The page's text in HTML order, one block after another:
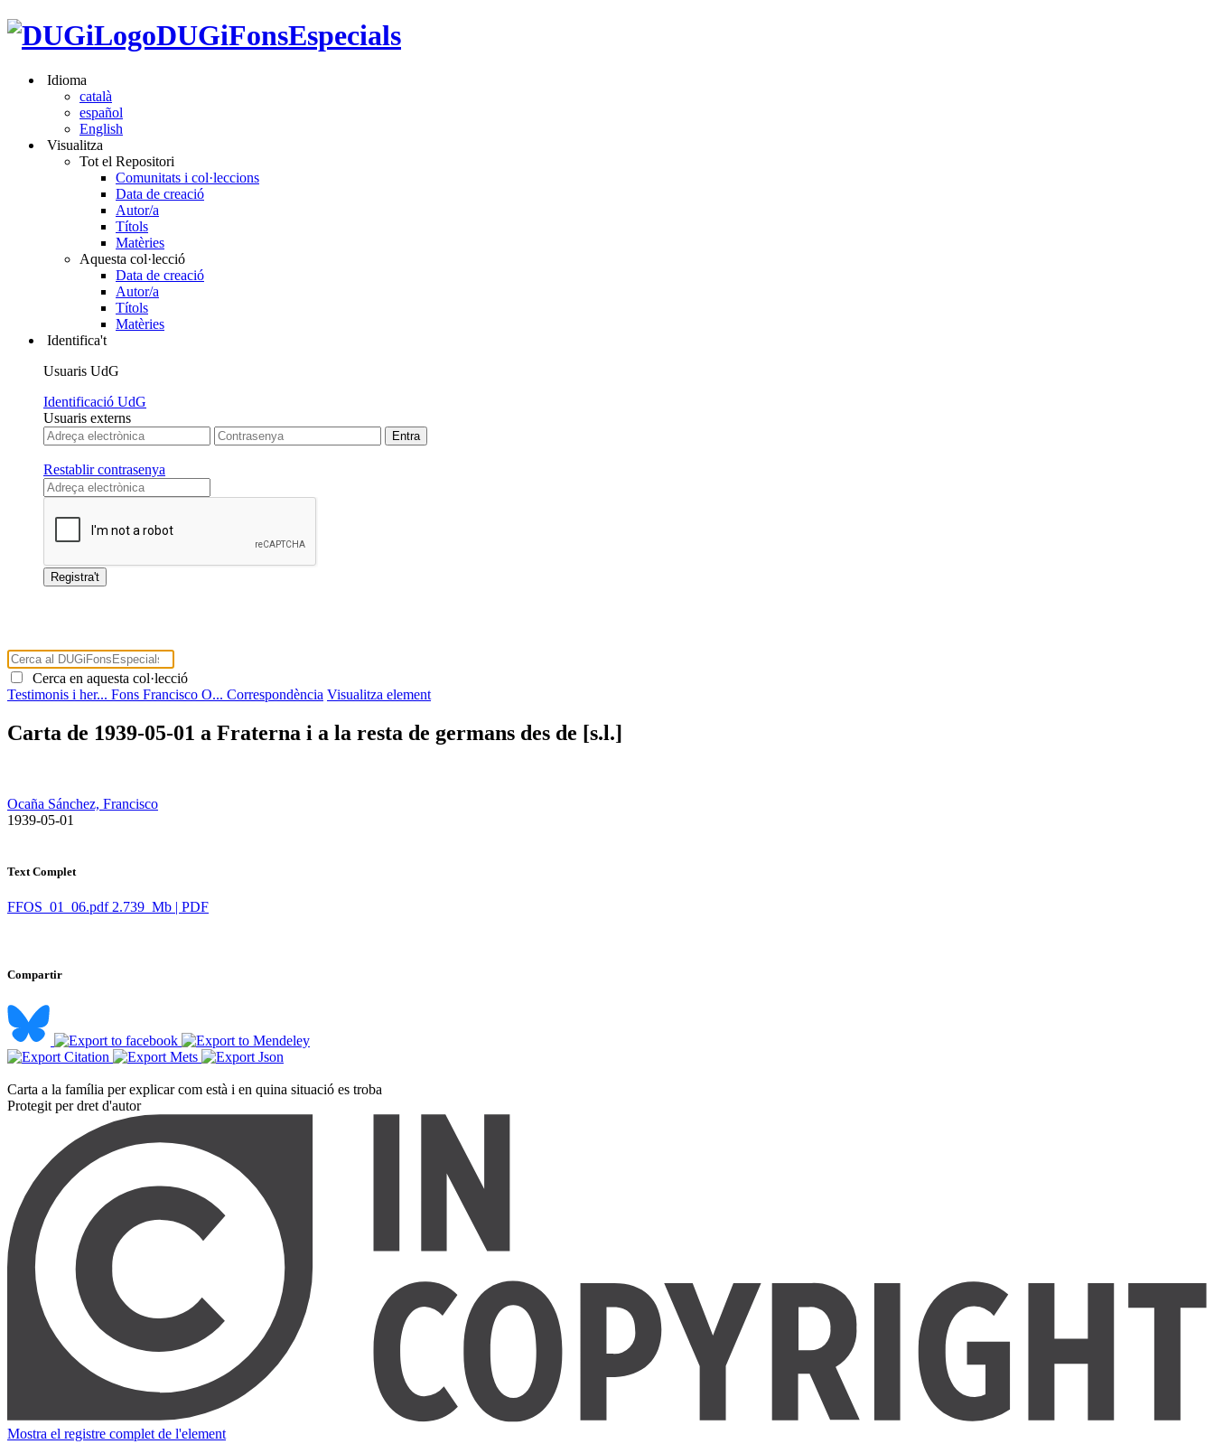
DUGiFonsEspecials
Idioma
català
español
English
Visualitza
Tot el Repositori
Comunitats i col·leccions
Data de creació
Autor/a
Títols
Matèries
Aquesta col·lecció
Data de creació
Autor/a
Títols
Matèries
Identifica't
Usuaris UdG
Identificació UdG
Usuaris externs
Restablir contrasenya
Cerca en aquesta col·lecció
Testimonis i her... Fons Francisco O... Correspondència Visualitza element
Carta de 1939-05-01 a Fraterna i a la resta de germans des de [s.l.]
Ocaña Sánchez, Francisco
​ 1939-05-01
Text Complet
FFOS_01_06.pdf 2.739 Mb | PDF
Compartir
Carta a la família per explicar com està i en quina situació es troba ​
Protegit per dret d'autor
Mostra el registre complet de l'element